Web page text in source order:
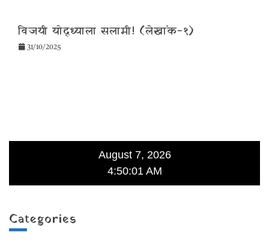
विजयी योद्ध्याला सलामी! (लेखांक-१)
31/10/2025
August 7, 2026
4:50:01 AM
Categories